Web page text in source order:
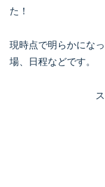
た！
現時点で明らかにな
場、日程などです。